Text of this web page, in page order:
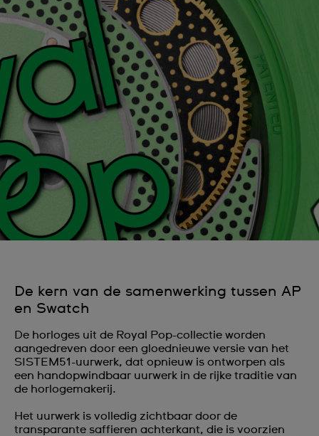
De kern van de samenwerking tussen AP
en Swatch
De horloges uit de Royal Pop-collectie worden
aangedreven door een gloednieuwe versie van het
SISTEM51-uurwerk, dat opnieuw is ontworpen als
een handopwindbaar uurwerk in de rijke traditie van
de horlogemakerij.
Het uurwerk is volledig zichtbaar door de
transparante saffieren achterkant, die is voorzien